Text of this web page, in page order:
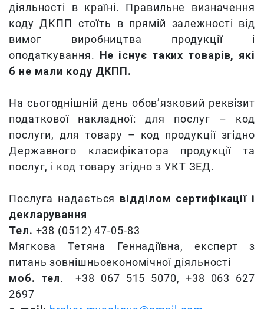
діяльності в країні. Правильне визначення
коду ДКПП стоїть в прямій залежності від
вимог виробництва продукції і
оподаткування. Не існує таких товарів, які
б не мали коду ДКПП.
На сьогоднішній день обов’язковий реквізит
податкової накладної: для послуг – код
послуги, для товару – код продукції згідно
Державного класифікатора продукції та
послуг, і код товару згідно з УКТ ЗЕД.
Послуга надається відділом сертифікації і
декларування
Тел. +38 (0512) 47-05-83
Мягкова Тетяна Геннадіївна, експерт з
питань зовнішньоекономічної діяльності
моб. тел. +38 067 515 5070, +38 063 627
2697